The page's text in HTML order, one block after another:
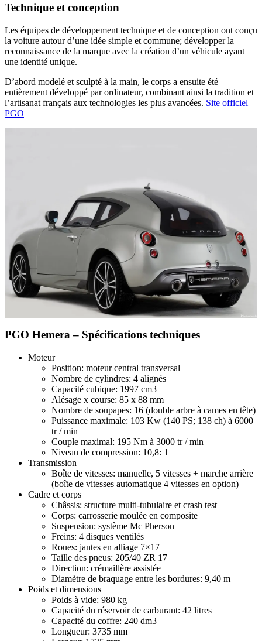
Technique et conception
Les équipes de développement technique et de conception ont conçu
la voiture autour d’une idée simple et commune; développer la
reconnaissance de la marque avec la création d’un véhicule ayant
une identité unique.
D’abord modelé et sculpté à la main, le corps a ensuite été
entièrement développé par ordinateur, combinant ainsi la tradition et
l’artisanat français aux technologies les plus avancées. Site officiel
PGO
PGO Hemera – Spécifications techniques
Moteur
Position: moteur central transversal
Nombre de cylindres: 4 alignés
Capacité cubique: 1997 cm3
Alésage x course: 85 x 88 mm
Nombre de soupapes: 16 (double arbre à cames en tête)
Puissance maximale: 103 Kw (140 PS; 138 ch) à 6000
tr / min
Couple maximal: 195 Nm à 3000 tr / min
Niveau de compression: 10,8: 1
Transmission
Boîte de vitesses: manuelle, 5 vitesses + marche arrière
(boîte de vitesses automatique 4 vitesses en option)
Cadre et corps
Châssis: structure multi-tubulaire et crash test
Corps: carrosserie moulée en composite
Suspension: système Mc Pherson
Freins: 4 disques ventilés
Roues: jantes en alliage 7×17
Taille des pneus: 205/40 ZR 17
Direction: crémaillère assistée
Diamètre de braquage entre les bordures: 9,40 m
Poids et dimensions
Poids à vide: 980 kg
Capacité du réservoir de carburant: 42 litres
Capacité du coffre: 240 dm3
Longueur: 3735 mm